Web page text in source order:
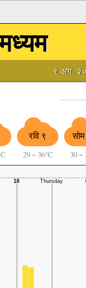
९ अग.
रवि ९
29 ~ 36°C 30 ~